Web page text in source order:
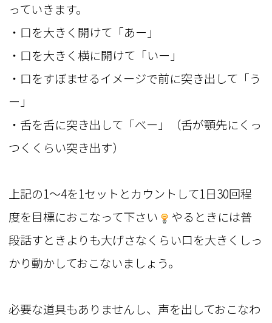
っていきます。
・口を大きく開けて「あー」
・口を大きく横に開けて「いー」
・口をすぼませるイメージで前に突き出して「う
ー」
・舌を舌に突き出して「べー」（舌が顎先にくっ
つくくらい突き出す）
上記の1～4を1セットとカウントして1日30回程
度を目標におこなって下さい
やるときには普
段話すときよりも大げさなくらい口を大きくしっ
かり動かしておこないましょう。
必要な道具もありませんし、声を出しておこなわ